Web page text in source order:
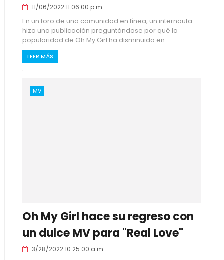
11/06/2022 11:06:00 p.m.
En un foro de una comunidad en línea, un internauta
hizo una publicación preguntándose por qué la
popularidad de Oh My Girl ha disminuido en...
LEER MÁS
MV
Oh My Girl hace su regreso con
un dulce MV para "Real Love"
3/28/2022 10:25:00 a.m.